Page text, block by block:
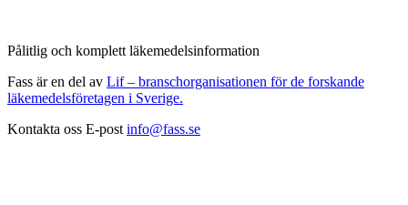
Pålitlig och komplett läkemedelsinformation
Fass är en del av Lif – branschorganisationen för de forskande
läkemedelsföretagen i Sverige.
Kontakta oss E-post info@fass.se